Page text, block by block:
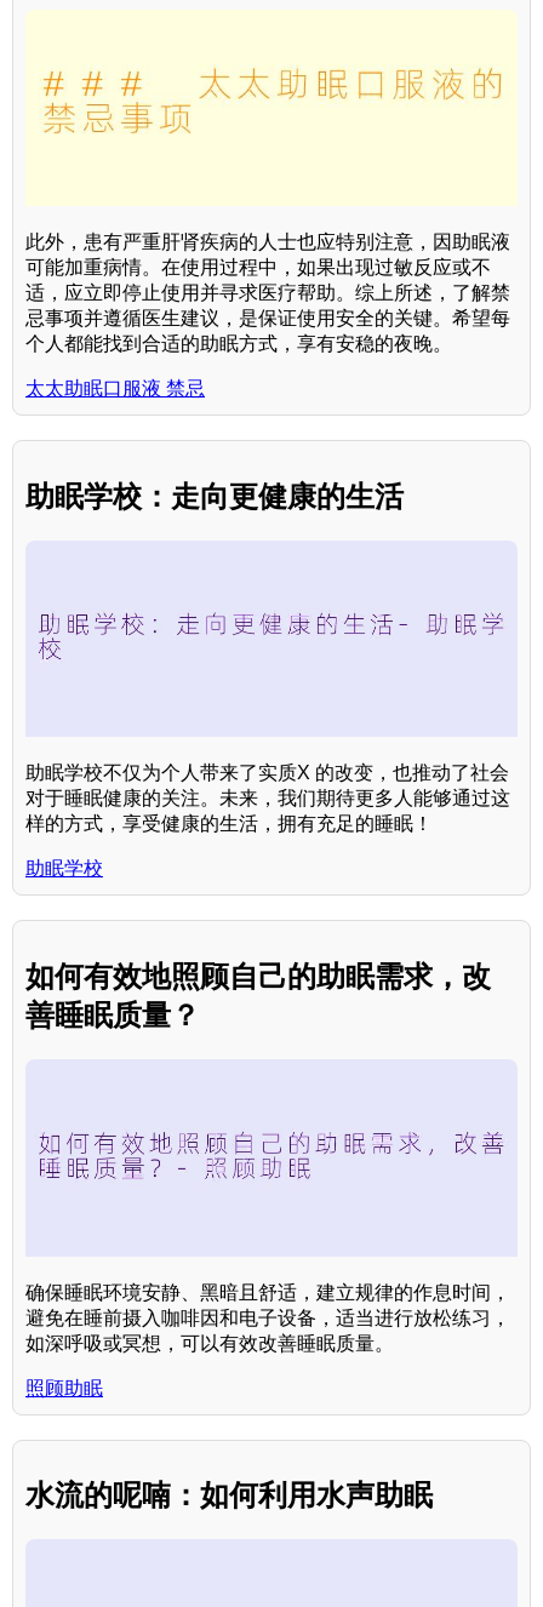
此外，患有严重肝肾疾病的人士也应特别注意，因助眠液
可能加重病情。在使用过程中，如果出现过敏反应或不
适，应立即停止使用并寻求医疗帮助。综上所述，了解禁
忌事项并遵循医生建议，是保证使用安全的关键。希望每
个人都能找到合适的助眠方式，享有安稳的夜晚。
太太助眠口服液 禁忌
助眠学校：走向更健康的生活
助眠学校不仅为个人带来了实质X 的改变，也推动了社会
对于睡眠健康的关注。未来，我们期待更多人能够通过这
样的方式，享受健康的生活，拥有充足的睡眠！
助眠学校
如何有效地照顾自己的助眠需求，改
善睡眠质量？
确保睡眠环境安静、黑暗且舒适，建立规律的作息时间，
避免在睡前摄入咖啡因和电子设备，适当进行放松练习，
如深呼吸或冥想，可以有效改善睡眠质量。
照顾助眠
水流的呢喃：如何利用水声助眠